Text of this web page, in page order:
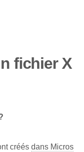
fichier X
⁤créés dans Micros